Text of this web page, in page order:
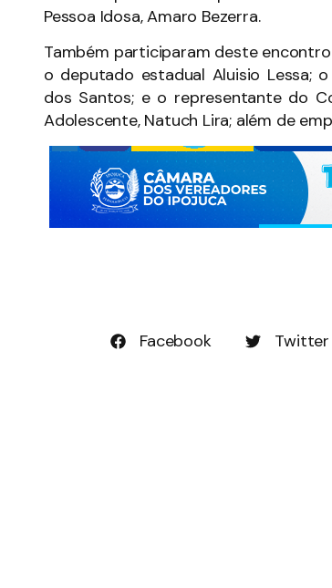
Pessoa Idosa, Amaro Bezerra.
Também participaram deste
o deputado estadual Aluisio Lessa;
dos Santos; e o representante do
Adolescente, Natuch Lira; além de
Facebook
Twitter